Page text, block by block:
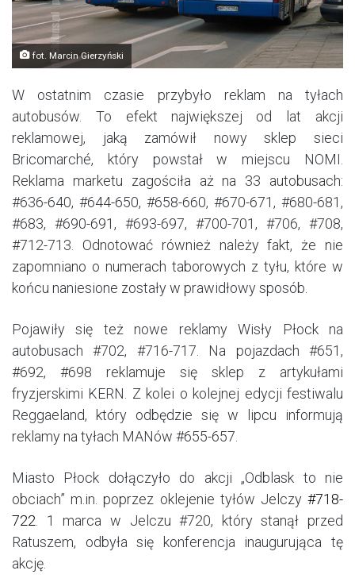
fot. Marcin Gierzyński
W ostatnim czasie przybyło reklam na tyłach
autobusów. To efekt największej od lat akcji
reklamowej, jaką zamówił nowy sklep sieci
Bricomarché, który powstał w miejscu NOMI.
Reklama marketu zagościła aż na 33 autobusach:
#636-640, #644-650, #658-660, #670-671, #680-681,
#683, #690-691, #693-697, #700-701, #706, #708,
#712-713. Odnotować również należy fakt, że nie
zapomniano o numerach taborowych z tyłu, które w
końcu naniesione zostały w prawidłowy sposób.
Pojawiły się też nowe reklamy Wisły Płock na
autobusach #702, #716-717. Na pojazdach #651,
#692, #698 reklamuje się sklep z artykułami
fryzjerskimi KERN. Z kolei o kolejnej edycji festiwalu
Reggaeland, który odbędzie się w lipcu informują
reklamy na tyłach MANów #655-657.
Miasto Płock dołączyło do akcji „Odblask to nie
obciach” m.in. poprzez oklejenie tyłów Jelczy #718-
722 . 1 marca w Jelczu #720, który stanął przed
Ratuszem, odbyła się konferencja inaugurująca tę
akcję.